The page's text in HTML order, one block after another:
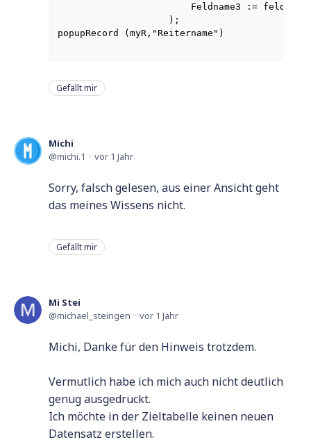
Feldname3 :=
                    );
popupRecord (myR,"Reitername")
Gefällt mir
Michi
michi.1
vor 1 Jahr
Sorry, falsch gelesen, aus einer Ansicht geht
das meines Wissens nicht.
Gefällt mir
Mi Stei
michael_steingen
vor 1 Jahr
Michi, Danke für den Hinweis trotzdem.
Vermutlich habe ich mich auch nicht deutlich
genug ausgedrückt.
Ich möchte in der Zieltabelle keinen neuen
Datensatz erstellen.